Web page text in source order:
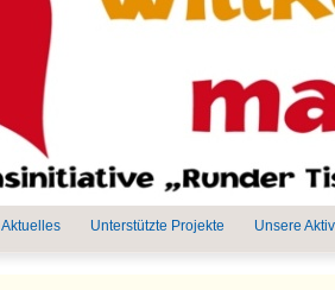
Aktuelles Unterstützte Projekte Unsere